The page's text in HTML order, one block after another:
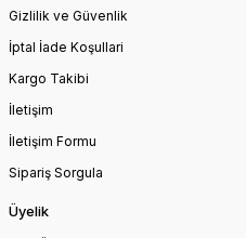
Gizlilik ve Güvenlik
İptal İade Koşullari
Kargo Takibi
İletişim
İletişim Formu
Sipariş Sorgula
Üyelik